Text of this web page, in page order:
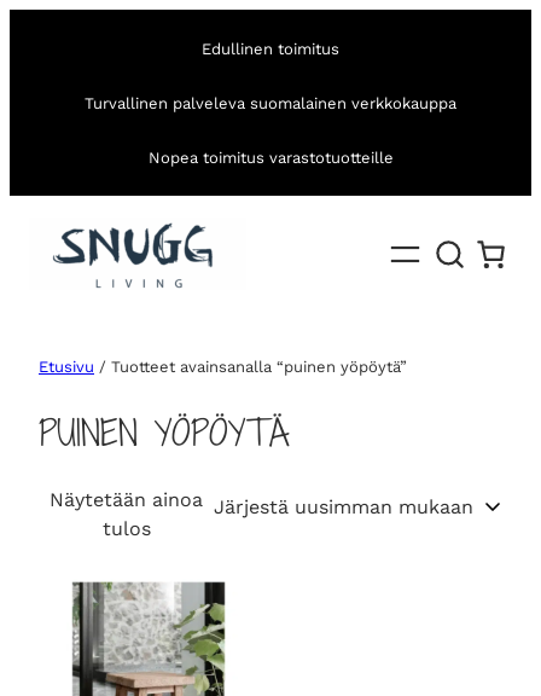
Edullinen toimitus
Turvallinen palveleva suomalainen verkkokauppa
Nopea toimitus varastotuotteille
Etusivu / Tuotteet avainsanalla “puinen yöpöytä”
PUINEN YÖPÖYTÄ
Näytetään ainoa
tulos